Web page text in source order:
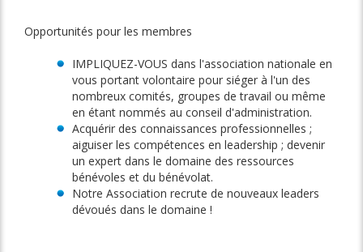
Opportunités pour les membres
IMPLIQUEZ-VOUS dans l'association nationale en
vous portant volontaire pour siéger à l'un des
nombreux comités, groupes de travail ou même
en étant nommés au conseil d'administration.
Acquérir des connaissances professionnelles ;
aiguiser les compétences en leadership ; devenir
un expert dans le domaine des ressources
bénévoles et du bénévolat.
Notre Association recrute de nouveaux leaders
dévoués dans le domaine !